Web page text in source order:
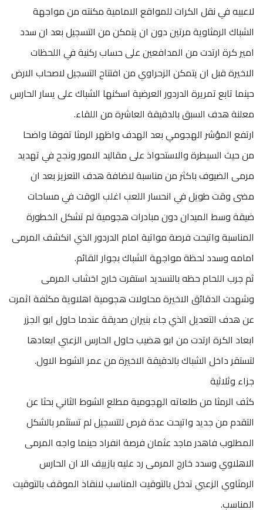
لاعبيه في نقل الكرات للمواقع الامامية مكنته من مواجهة
الشباك الرمثاوية مرتين دون ان يتمكن من التسجيل بعد ان سدد
امير كرة ارتدت من المدافعين على حساب ركنية في اللحظات
الاخيرة قبل ان يتمكن الزحراوي من افتتاح التسجيل لاصحاب الارض
حينما تابع تمريرة الدردور العرضية اسكنها الشباك على يسار الحارس
معلنة هدف السبق بالدقيقة العاشرة من اللقاء.
ارتفع المؤشر الهجومي بعد الهدف واظهر الرمثا تفوقا واضحا
من حيث السيطرة والاستحواذ على مقاليد الامور ونجح في تهديد
مرمى الضيوف باكثر من مناسبة لاضافة هدف التعزيز بعد ان
مضى وقت طويل في انحسار اللعب اغلب الوقت في مساحات
ضيقة وسط الميدان دون مبادرات هجومية لم تشكل الخطورة
المناسبة واتيحت فرصة مواتية امام الدردور الذي انكشف المرمى
امامه وسدد لحظة مواجهة الشباك بجوار القائم.
ثم جرب اللحام حظه بالتسديد استقرت خارج اخشاب المرمى
وشهدت الدقائق الاخيرة محاولات هجومية اهلاوية مكثفة اثمرت
عن هدف التعديل الذي جاء بنيران صديقة عندما حاول ابو الجزر
ابعاد الكرة ارتدت من ابو هضيب حاول الحارس الزعبي ابعادها
لتستقر داخل الشباك بالدقيقة الاخيرة من عمر الشوط الاول.
جزاء وثلاثية
كثف الرمثا من طلعاته الهجومية مطلع الشوط الثاني بحثا عن
التقدم من جديد واتيحت عدة فرص للتسجيل لم تستثمر بالشكل
المطلوب فاهدر ماجد عثمان فرصة انفراد حينما واجه المرمى
الاهلاوي وسدد خارج المرمى رد عليه بازييف الا ان الحارس
الرمثاوي الزعبي تدخل بالتوقيت المناسب لانقاذ الموقف بالتوقيت
المناسب.